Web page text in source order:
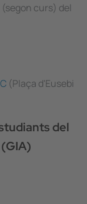
curs) del
(Plaça d'Eusebi
del